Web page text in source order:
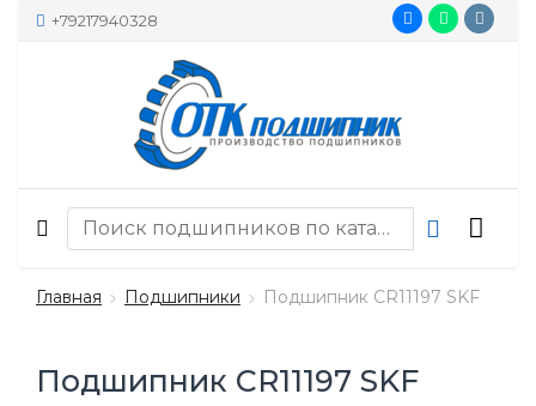
+79217940328
Главная Подшипники Подшипник CR11197 SKF
Подшипник CR11197 SKF